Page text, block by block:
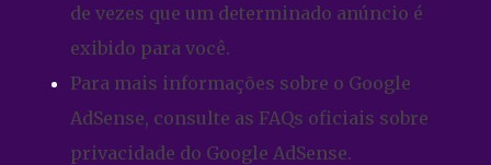
de vezes que um determinado anúncio é
exibido para você.
Para mais informações sobre o Google
AdSense, consulte as FAQs oficiais sobre
privacidade do Google AdSense.